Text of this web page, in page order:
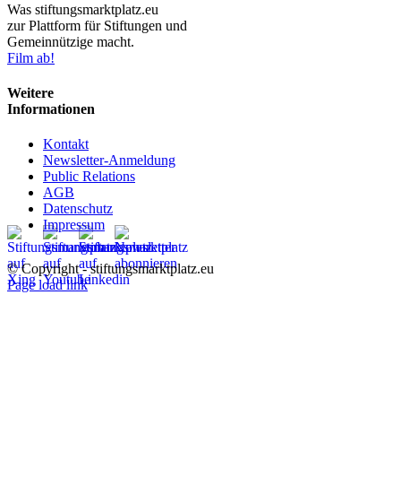
Was stiftungsmarktplatz.eu
zur Plattform für Stiftungen und
Gemeinnützige macht.
Film ab!
Weitere
Informationen
Kontakt
Newsletter-Anmeldung
Public Relations
AGB
Datenschutz
Impressum
© Copyright - stiftungsmarktplatz.eu
Page load link